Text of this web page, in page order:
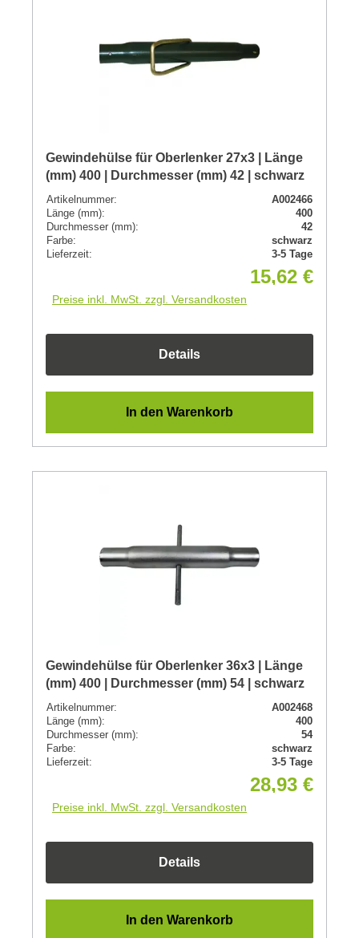
Gewindehülse für Oberlenker 27x3 | Länge
(mm) 400 | Durchmesser (mm) 42 | schwarz
Artikelnummer:
A002466
Länge (mm):
400
Durchmesser (mm):
42
Farbe:
schwarz
Lieferzeit:
3-5 Tage
15,62 €
Preise inkl. MwSt. zzgl. Versandkosten
Details
In den Warenkorb
Gewindehülse für Oberlenker 36x3 | Länge
(mm) 400 | Durchmesser (mm) 54 | schwarz
Artikelnummer:
A002468
Länge (mm):
400
Durchmesser (mm):
54
Farbe:
schwarz
Lieferzeit:
3-5 Tage
28,93 €
Preise inkl. MwSt. zzgl. Versandkosten
Details
In den Warenkorb